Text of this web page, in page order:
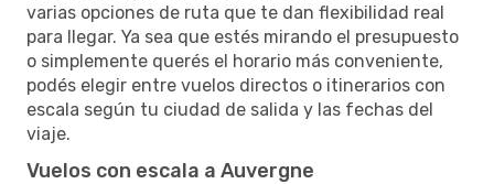
varias opciones de ruta que te dan flexibilidad real
para llegar. Ya sea que estés mirando el presupuesto
o simplemente querés el horario más conveniente,
podés elegir entre vuelos directos o itinerarios con
escala según tu ciudad de salida y las fechas del
viaje.
Vuelos con escala a Auvergne